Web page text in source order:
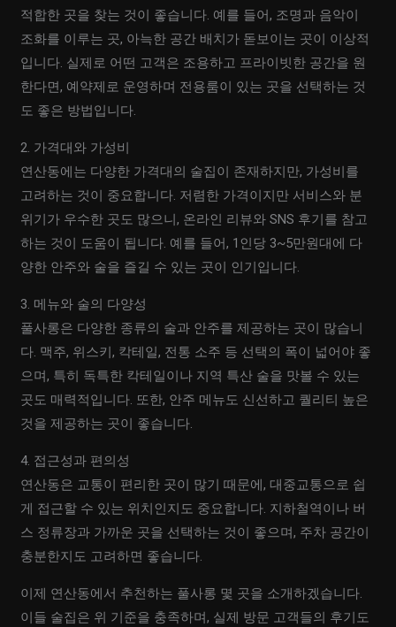
적합한 곳을 찾는 것이 좋습니다. 예를 들어, 조명과 음악이
조화를 이루는 곳, 아늑한 공간 배치가 돋보이는 곳이 이상적
입니다. 실제로 어떤 고객은 조용하고 프라이빗한 공간을 원
한다면, 예약제로 운영하며 전용룸이 있는 곳을 선택하는 것
도 좋은 방법입니다.
2. 가격대와 가성비
연산동에는 다양한 가격대의 술집이 존재하지만, 가성비를
고려하는 것이 중요합니다. 저렴한 가격이지만 서비스와 분
위기가 우수한 곳도 많으니, 온라인 리뷰와 SNS 후기를 참고
하는 것이 도움이 됩니다. 예를 들어, 1인당 3~5만원대에 다
양한 안주와 술을 즐길 수 있는 곳이 인기입니다.
3. 메뉴와 술의 다양성
풀사롱은 다양한 종류의 술과 안주를 제공하는 곳이 많습니
다. 맥주, 위스키, 칵테일, 전통 소주 등 선택의 폭이 넓어야 좋
으며, 특히 독특한 칵테일이나 지역 특산 술을 맛볼 수 있는
곳도 매력적입니다. 또한, 안주 메뉴도 신선하고 퀄리티 높은
것을 제공하는 곳이 좋습니다.
4. 접근성과 편의성
연산동은 교통이 편리한 곳이 많기 때문에, 대중교통으로 쉽
게 접근할 수 있는 위치인지도 중요합니다. 지하철역이나 버
스 정류장과 가까운 곳을 선택하는 것이 좋으며, 주차 공간이
충분한지도 고려하면 좋습니다.
이제 연산동에서 추천하는 풀사롱 몇 곳을 소개하겠습니다.
이들 술집은 위 기준을 충족하며, 실제 방문 고객들의 후기도